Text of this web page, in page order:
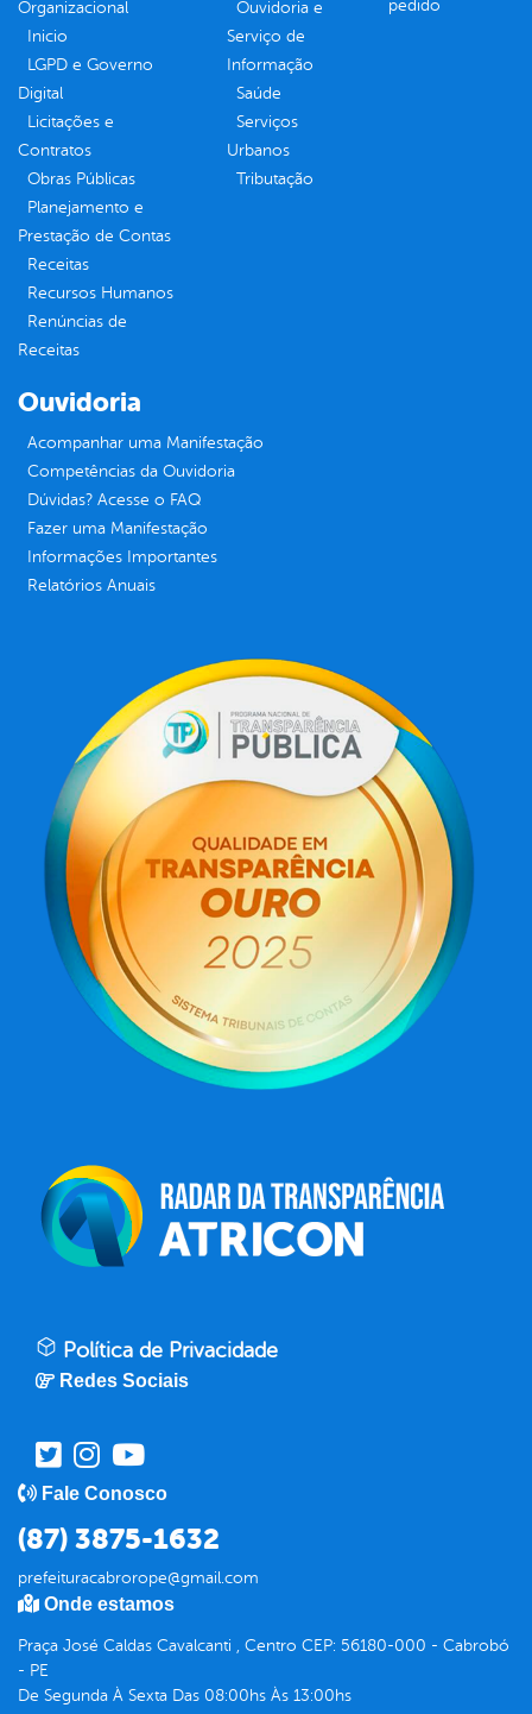
Organizacional
Inicio
LGPD e Governo
Digital
Licitações e
Contratos
Obras Públicas
Planejamento e
Prestação de Contas
Receitas
Recursos Humanos
Renúncias de
Receitas
Ouvidoria e
Serviço de
Informação
Saúde
Serviços
Urbanos
Tributação
pedido
Ouvidoria
Acompanhar uma Manifestação
Competências da Ouvidoria
Dúvidas? Acesse o FAQ
Fazer uma Manifestação
Informações Importantes
Relatórios Anuais
Política de Privacidade
Redes Sociais
Fale Conosco
(87) 3875-1632
prefeituracabrorope@gmail.com
Onde estamos
Praça José Caldas Cavalcanti , Centro CEP: 56180-000 - Cabrobó
- PE
De Segunda À Sexta Das 08:00hs Às 13:00hs